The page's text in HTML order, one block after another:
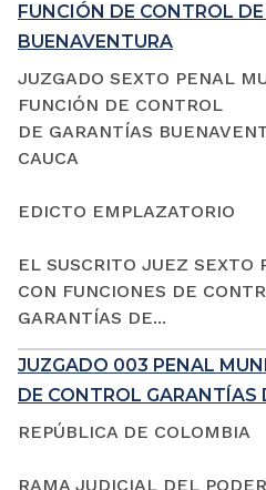
FUNCIÓN DE CONTROL
BUENAVENTURA
JUZGADO SEXTO PENAL
FUNCIÓN DE CONTROL
DE GARANTÍAS
CAUCA
EDICTO EMPLAZATORIO
EL SUSCRITO JUEZ SEXTO
CON FUNCIONES DE
GARANTÍAS DE...
JUZGADO 003 PENAL
DE CONTROL GARANTÍAS
REPÚBLICA DE COLOMBIA
RAMA JUDICIAL DEL